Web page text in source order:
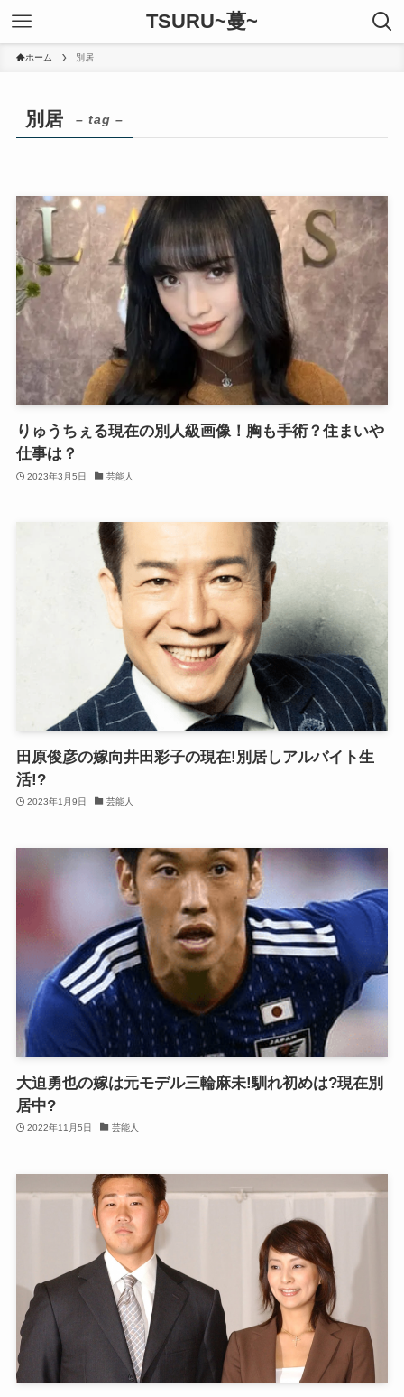
TSURU~蔓~
ホーム 別居
別居 – tag –
りゅうちぇる現在の別人級画像！胸も手術？住まいや
仕事は？
2023年3月5日 芸能人
田原俊彦の嫁向井田彩子の現在!別居しアルバイト生
活!?
2023年1月9日 芸能人
大迫勇也の嫁は元モデル三輪麻未!馴れ初めは?現在別
居中?
2022年11月5日 芸能人